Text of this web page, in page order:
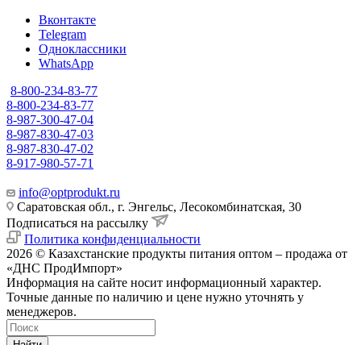
Вконтакте
Telegram
Одноклассники
WhatsApp
8-800-234-83-77
8-800-234-83-77
8-987-300-47-04
8-987-830-47-03
8-987-830-47-02
8-917-980-57-71
info@optprodukt.ru
Саратовская обл., г. Энгельс, Лесокомбинатская, 30
Подписаться на рассылку
Политика конфиденциальности
2026 © Казахстанские продукты питания оптом – продажа от
«ДНС ПродИмпорт»
Информация на сайте носит информационный характер.
Точные данные по наличию и цене нужно уточнять у
менеджеров.